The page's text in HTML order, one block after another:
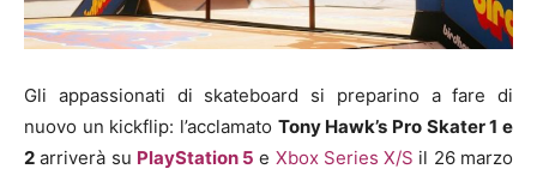
Gli appassionati di skateboard si preparino a fare di
nuovo un kickflip: l’acclamato Tony Hawk’s Pro Skater 1 e
2 arriverà su PlayStation 5 e Xbox Series X/S il 26 marzo